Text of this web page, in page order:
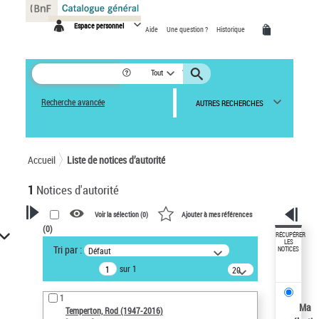
Espace personnel Aide Une question ? Historique
Tout
Recherche avancée AUTRES RECHERCHES
Accueil Liste de notices d’autorité
1 Notices d'autorité
VOTRE RECHERCHE
Recherche avancée dans les
notices d’autorité
Œuvres liées à l'auteur :
Temperton, Rod (1947-2016)
Voir la sélection (0) Ajouter à mes références
(0)
Tri par : Défaut
sur 1
20
résultats/page
1
Temperton, Rod (1947-2016)
RÉCUPÉRER
LES
NOTICES
Ma
Panneau de gestion des cookies